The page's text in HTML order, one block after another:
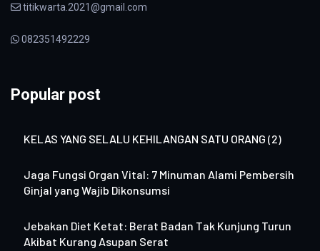
titikwarta.2021@gmail.com
082351492229
Popular post
KELAS YANG SELALU KEHILANGAN SATU ORANG (2)
Jaga Fungsi Organ Vital: 7 Minuman Alami Pembersih
Ginjal yang Wajib Dikonsumsi
Jebakan Diet Ketat: Berat Badan Tak Kunjung Turun
Akibat Kurang Asupan Serat